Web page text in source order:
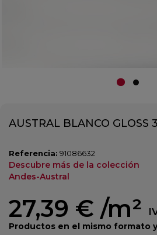
AUSTRAL BLANCO GLOSS
Referencia: 91086632
Descubre más de la colección
Andes-Austral
27,39 € /m²
Productos en el mismo formato